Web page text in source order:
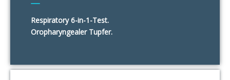
SARS-CoV-2/Grippe A/Grippe b
RSV/Adv/MP
Respiratory 6-in-1-Test.
Oropharyngealer Tupfer.